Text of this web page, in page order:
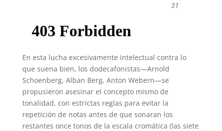
31
En esta lucha excesivamente intelectual contra lo
que suena bien, los dodecafonistas—Arnold
Schoenberg, Alban Berg, Anton Webern—se
propusieron asesinar el concepto mismo de
tonalidad, con estrictas reglas para evitar la
repetición de notas antes de que sonaran los
restantes once tonos de la escala cromática (las siete